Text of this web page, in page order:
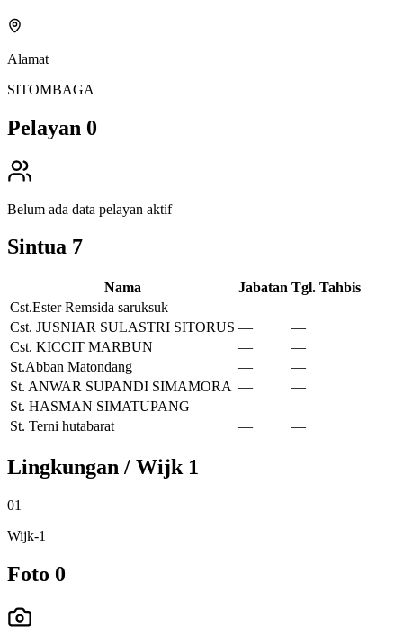
Alamat
SITOMBAGA
Pelayan 0
Belum ada data pelayan aktif
Sintua 7
Nama Jabatan Tgl. Tahbis
Cst.Ester Remsida saruksuk
—
—
Cst. JUSNIAR SULASTRI SITORUS —
—
Cst. KICCIT MARBUN
—
—
St.Abban Matondang
—
—
St. ANWAR SUPANDI SIMAMORA —
—
St. HASMAN SIMATUPANG
—
—
St. Terni hutabarat
— —
Lingkungan / Wijk 1
01
Wijk-1
Foto 0